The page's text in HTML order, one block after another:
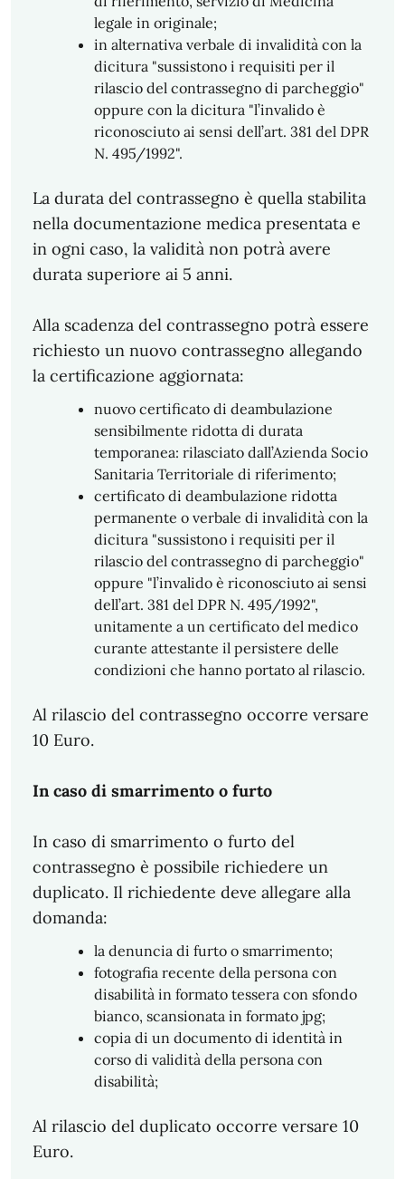
legale in originale;
in alternativa verbale di invalidità con la
dicitura "sussistono i requisiti per il
rilascio del contrassegno di parcheggio"
oppure con la dicitura "l’invalido è
riconosciuto ai sensi dell’art. 381 del DPR
N. 495/1992".
La durata del contrassegno è quella stabilita
nella documentazione medica presentata e
in ogni caso, la validità non potrà avere
durata superiore ai 5 anni.
Alla scadenza del contrassegno potrà essere
richiesto un nuovo contrassegno allegando
la certificazione aggiornata:
nuovo certificato di deambulazione
sensibilmente ridotta di durata
temporanea: rilasciato dall’Azienda Socio
Sanitaria Territoriale di riferimento;
certificato di deambulazione ridotta
permanente o verbale di invalidità con la
dicitura "sussistono i requisiti per il
rilascio del contrassegno di parcheggio"
oppure "l’invalido è riconosciuto ai sensi
dell’art. 381 del DPR N. 495/1992",
unitamente a un certificato del medico
curante attestante il persistere delle
condizioni che hanno portato al rilascio.
Al rilascio del contrassegno occorre versare
10 Euro.
In caso di smarrimento o furto
In caso di smarrimento o furto del
contrassegno è possibile richiedere un
duplicato. Il richiedente deve allegare alla
domanda:
la denuncia di furto o smarrimento;
fotografia recente della persona con
disabilità in formato tessera con sfondo
bianco, scansionata in formato jpg;
copia di un documento di identità in
corso di validità della persona con
disabilità;
Al rilascio del duplicato occorre versare 10
Euro.